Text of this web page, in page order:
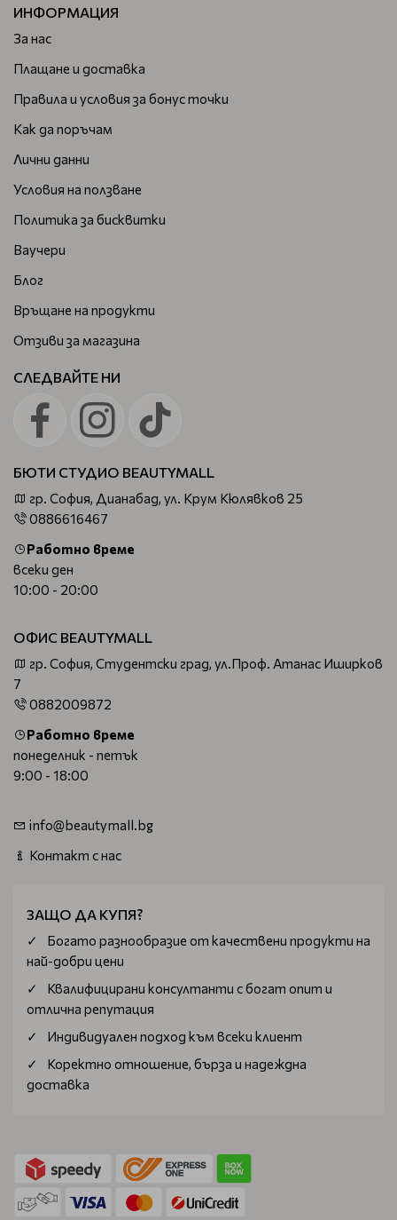
ИНФОРМАЦИЯ
За нас
Плащане и доставка
Правила и условия за бонус точки
Как да поръчам
Лични данни
Условия на ползване
Политика за бисквитки
Ваучери
Блог
Връщане на продукти
Отзиви за магазина
СЛЕДВАЙТЕ НИ
БЮТИ СТУДИО BEAUTYMALL
гр. София, Дианабад, ул. Крум Кюлявков 25
0886616467
Работно време
всеки ден
10:00 - 20:00
ОФИС BEAUTYMALL
гр. София, Студентски град, ул.Проф. Атанас Иширков
7
0882009872
Работно време
понеделник - петък
9:00 - 18:00
info@beautymall.bg
Контакт с нас
ЗАЩО ДА КУПЯ?
Богатo разнообразие от качествени продукти на
най-добри цени
Квалифицирани консултанти с богат опит и
отлична репутация
Индивидуален подход към всеки клиент
Коректно отношение, бърза и надеждна
доставка